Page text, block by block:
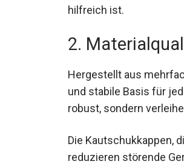
hilfreich ist.
2.
Hergestellt aus
und stabile Basis für
robust, sondern
Die Kautschukkappen,
reduzieren störende